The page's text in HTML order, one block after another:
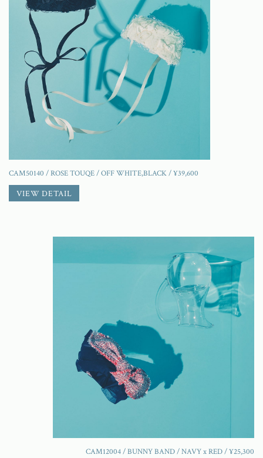
CAM50140 / ROSE TOUQE / OFF WHITE,BLACK / ¥39,600
VIEW DETAIL
CAM12004 / BUNNY BAND / NAVY x RED / ¥25,300